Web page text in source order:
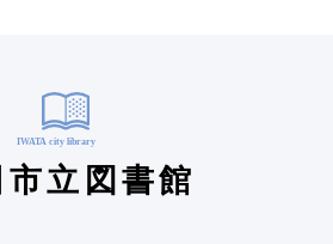
市立図書館